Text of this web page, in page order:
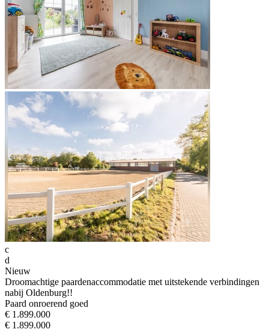
c
d
Nieuw
Droomachtige paardenaccommodatie met uitstekende verbindingen
nabij Oldenburg!!
Paard onroerend goed
€ 1.899.000
€ 1.899.000